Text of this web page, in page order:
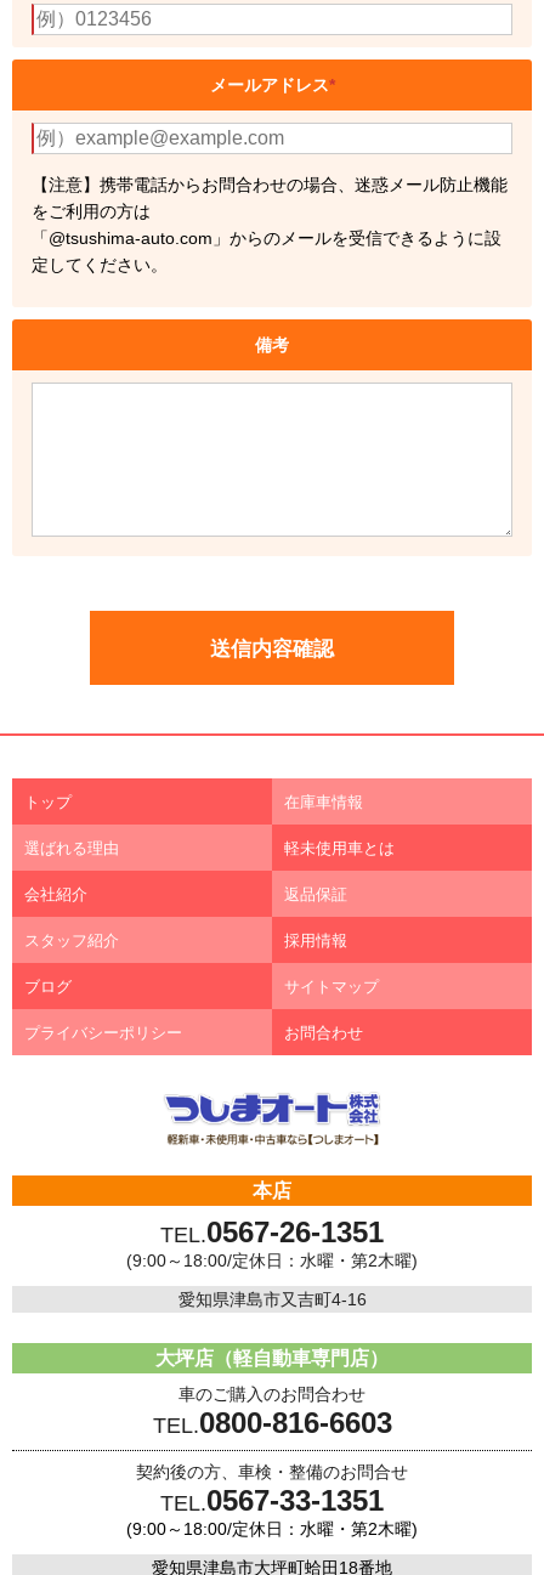
メールアドレス*
【注意】携帯電話からお問合わせの場合、迷惑メール防止機能
をご利用の方は
「@tsushima-auto.com」からのメールを受信できるように設
定してください。
備考
トップ 在庫車情報
選ばれる理由 軽未使用車とは
会社紹介 返品保証
スタッフ紹介 採用情報
ブログ サイトマップ
プライバシーポリシー お問合わせ
本店
TEL.0567-26-1351
(9:00～18:00/定休日：水曜・第2木曜)
愛知県津島市又吉町4-16
大坪店（軽自動車専門店）
車のご購入のお問合わせ
TEL.0800-816-6603
契約後の方、車検・整備のお問合せ
TEL.0567-33-1351
(9:00～18:00/定休日：水曜・第2木曜)
愛知県津島市大坪町蛤田18番地